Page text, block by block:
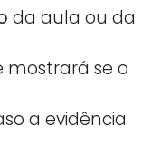
da aula ou da
mostrará se o
a evidência